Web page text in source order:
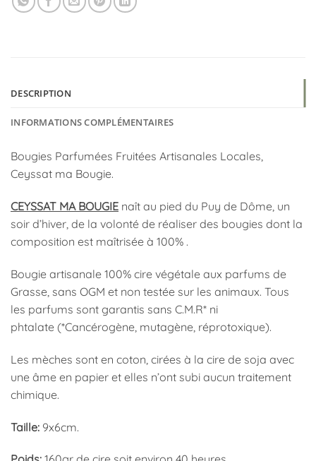
DESCRIPTION
INFORMATIONS COMPLÉMENTAIRES
Bougies Parfumées Fruitées Artisanales Locales,
Ceyssat ma Bougie.
CEYSSAT MA BOUGIE naît au pied du Puy de Dôme, un
soir d’hiver, de la volonté de réaliser des bougies dont la
composition est maîtrisée à 100% .
Bougie artisanale 100% cire végétale aux parfums de
Grasse, sans OGM et non testée sur les animaux. Tous
les parfums sont garantis sans C.M.R* ni
phtalate (*Cancérogène, mutagène, réprotoxique).
Les mèches sont en coton, cirées à la cire de soja avec
une âme en papier et elles n’ont subi aucun traitement
chimique.
Taille: 9x6cm.